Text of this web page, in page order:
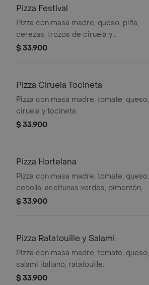
Pizza Festival
Pizza con masa madre, queso, piña,
cerezas, trozos de ciruela y
melocotones.
$ 33.900
Pizza Ciruela Tocineta
Pizza con masa madre, tomate, queso,
ciruela y tocineta.
$ 33.900
Pizza Hortelana
Pizza con masa madre, tomate, queso,
cebolla, aceitunas verdes, pimentón,
zanahoria.
$ 33.900
Pizza Ratatouille y Salami
Pizza con masa madre, tomate, queso,
salami italiano, ratatouille.
$ 33.900